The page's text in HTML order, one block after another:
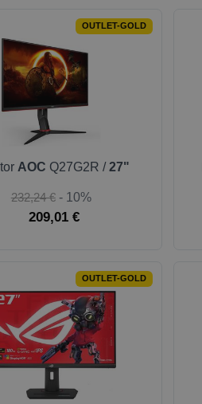
OUTLET-GOLD
AOC Q27G2R /27"
232,24 € - 10%
209,01 €
OUTLET-GOLD